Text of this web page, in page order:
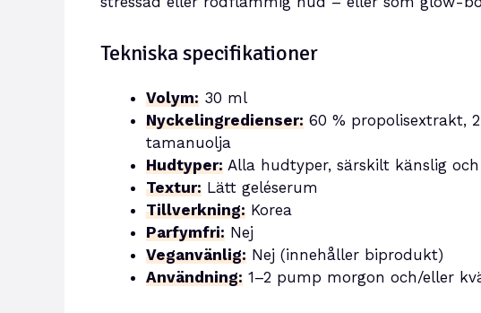
Tekniska specifikationer
Volym: 30 ml
Nyckelingredienser: 60 % propolisextrakt,
tamanuolja
Hudtyper: Alla hudtyper, särskilt känslig
Textur: Lätt geléserum
Tillverkning: Korea
Parfymfri: Nej
Veganvänlig: Nej (innehåller biprodukt)
Användning: 1–2 pump morgon och/eller